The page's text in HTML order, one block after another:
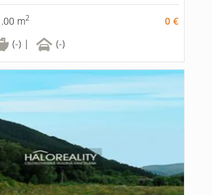
m2
0 €
(-) | (-)